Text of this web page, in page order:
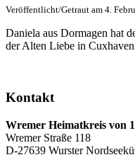
Veröffentlicht/Getraut am 4.
Daniela aus Dormagen hat
der Alten Liebe in
Kontakt
Wremer Heimatkreis von
Wremer Straße 118
D-27639 Wurster